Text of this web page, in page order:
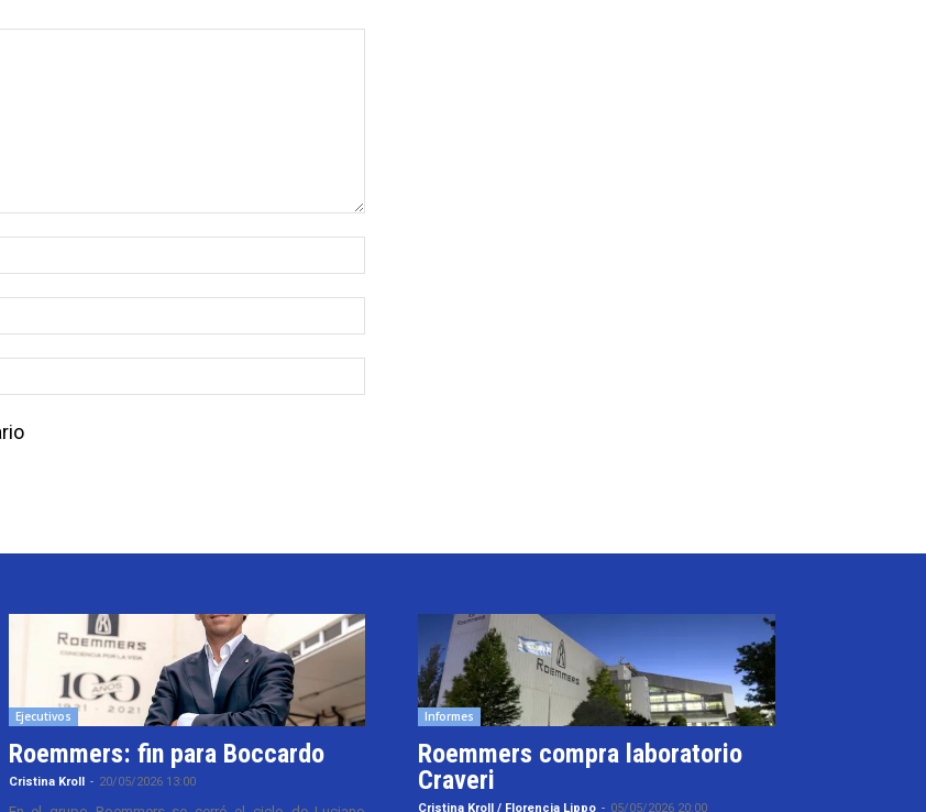
Ejecutivos
Roemmers: fin para Boccardo
Cristina Kroll - 20/05/2026 13:00
Informes
Roemmers compra laboratorio
Craveri
Cristina Kroll / Florencia Lippo - 05/05/2026 20:00